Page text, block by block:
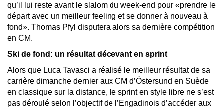
qu’il lui reste avant le slalom du week-end pour «prendre le
départ avec un meilleur feeling et se donner à nouveau à
fond». Thomas Pfyl disputera alors sa dernière compétition
en CM.
Ski de fond: un résultat décevant en sprint
Alors que Luca Tavasci a réalisé le meilleur résultat de sa
carrière dimanche dernier aux CM d’Östersund en Suède
en classique sur la distance, le sprint en style libre ne s’est
pas déroulé selon l’objectif de l’Engadinois d’accéder aux